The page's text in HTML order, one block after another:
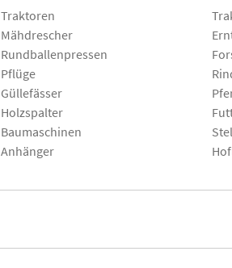
Traktoren
Mähdrescher
Rundballenpressen
Pflüge
Güllefässer
Holzspalter
Baumaschinen
Anhänger